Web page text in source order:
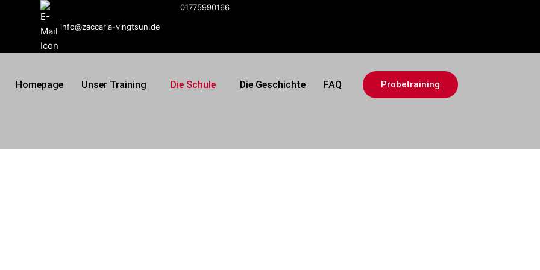
info@zaccaria-vingtsun.de
01775990166
Homepage Unser Training Die Schule Die Geschichte FAQ Probetraining